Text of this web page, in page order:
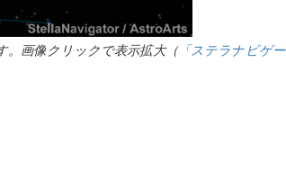
。画像クリックで表示拡大（「ステラナビゲー